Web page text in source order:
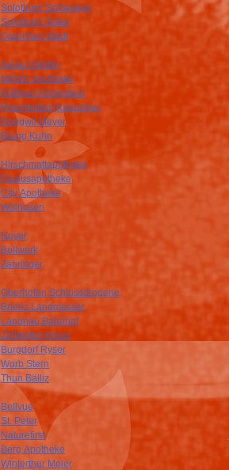
Solothurn Schlangen
Solothurn Zeller
Grenchen Stadt
Aarau Göldlin
Möhlin Apotheke
Küttigen Königstein
Rheinfelden Kapuziner
Roggwil Meyer
Brugg Kuhn
Hirschmattapotheke
Paulusapotheke
City Apotheke
Wolhusen
Noyer
Bollwerk
Zähringer
Oberhofen Schlossdrogerie
Brienz Landmesser
Langnau Bahnhof
Zollikofen Kreuz
Burgdorf Ryser
Worb Stern
Thun Bälliz
Bellvue
St. Peter
Naturefirst
Berg Apotheke
Winterthur Meier